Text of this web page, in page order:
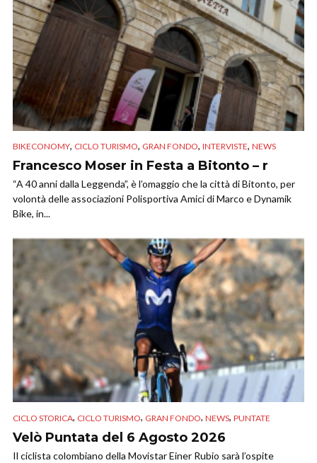
BIKECONOMY, CICLO TURISMO, GRAN FONDO, INTERVISTE, NEWS
Francesco Moser in Festa a Bitonto – r
“A 40 anni dalla Leggenda”, è l’omaggio che la città di Bitonto, per
volontà delle associazioni Polisportiva Amici di Marco e Dynamik
Bike, in...
CICLO STORICA, CICLO TURISMO, GRAN FONDO, NEWS, PUNTATE
Velò Puntata del 6 Agosto 2026
Il ciclista colombiano della Movistar Einer Rubio sarà l’ospite